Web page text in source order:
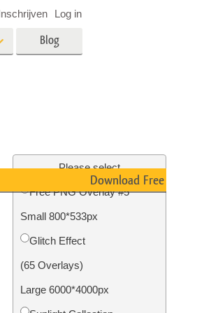
Blog
Log in
Please select
Free PNG Overlay #5
Small 800*533px
Glitch Effect
(65 Overlays)
Large 6000*4000px
Download Free PNG